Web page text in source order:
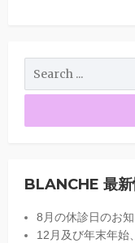
BLANCHE 最新
8月の休診日のお
12月及び年末年始